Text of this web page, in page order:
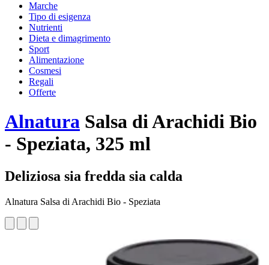
Marche
Tipo di esigenza
Nutrienti
Dieta e dimagrimento
Sport
Alimentazione
Cosmesi
Regali
Offerte
Alnatura Salsa di Arachidi Bio
- Speziata, 325 ml
Deliziosa sia fredda sia calda
Alnatura Salsa di Arachidi Bio - Speziata